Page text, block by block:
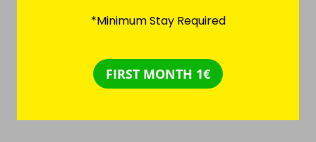
*Minimum Stay Required
FIRST MONTH 1€